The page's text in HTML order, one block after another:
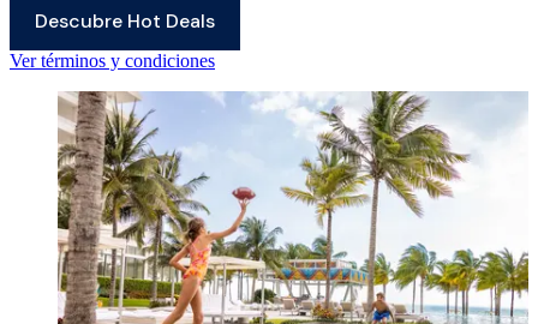
Descubre Hot Deals
Ver términos y condiciones